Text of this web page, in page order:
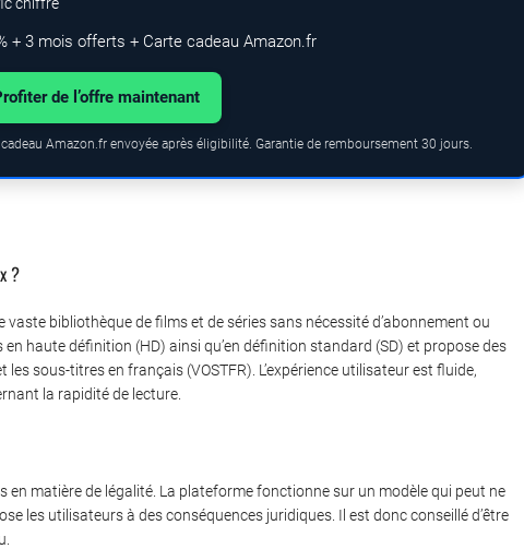
chiffré
+ 3 mois offerts + Carte cadeau Amazon.fr
de l’offre maintenant
Amazon.fr envoyée après éligibilité. Garantie de remboursement 30 jours.
?
bibliothèque de films et de séries sans nécessité d’abonnement ou
haute définition (HD) ainsi qu’en définition standard (SD) et propose des
sous-titres en français (VOSTFR). L’expérience utilisateur est fluide,
la rapidité de lecture.
en matière de légalité. La plateforme fonctionne sur un modèle qui peut ne
les utilisateurs à des conséquences juridiques. Il est donc conseillé d’être